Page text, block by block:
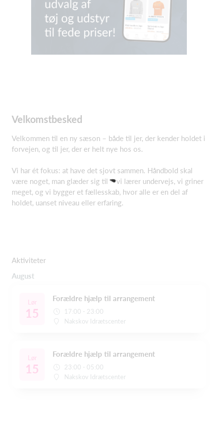
Velkomstbesked
Velkommen til en ny sæson – både til jer, der kender holdet i
forvejen, og til jer, der er helt nye hos os.
Vi har ét fokus: at have det sjovt sammen. Håndbold skal
være noget, man glæder sig til – vi lærer undervejs, vi griner
meget, og vi bygger et fællesskab, hvor alle er en del af
holdet, uanset niveau eller erfaring.
Aktiviteter
August
Lør
15
Forældre hjælp til arrangement
17:00 - 23:00
Nakskov Idrætscenter
Lør
15
Forældre hjælp til arrangement
23:00 - 05:00
Nakskov Idrætscenter